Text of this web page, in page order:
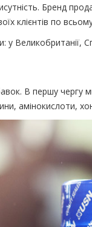
Бренд
клієнтів по всьому
Великобританії,
В першу чергу
амінокислоти,